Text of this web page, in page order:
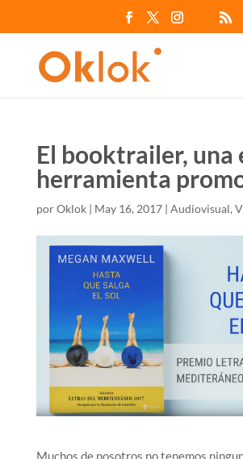
El booktrailer, una
herramienta
porOklok| May 16, 2017| Audiovisual,
Muchos de nosotros no tenemos